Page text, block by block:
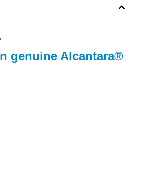
genuine Alcantara®